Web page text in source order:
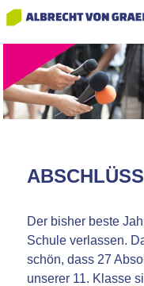
Der bisher beste
Schule verlassen.
schön, dass 27
unserer 11. Klasse